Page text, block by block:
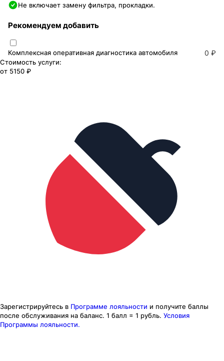
Не включает замену фильтра, прокладки.
Рекомендуем добавить
Комплексная оперативная диагностика автомобиля 0 ₽
Стоимость услуги:
от 5150 ₽
Зарегистрируйтесь в Программе лояльности и получите баллы
после обслуживания на баланс. 1 балл = 1 рубль. Условия
Программы лояльности.